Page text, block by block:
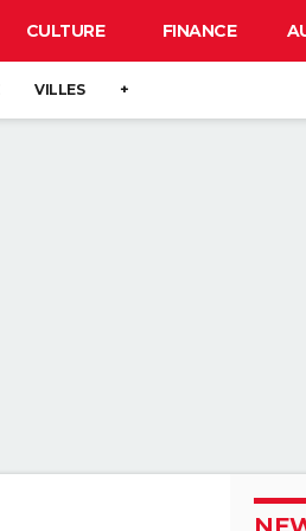
CULTURE FINANCE
VILLES +